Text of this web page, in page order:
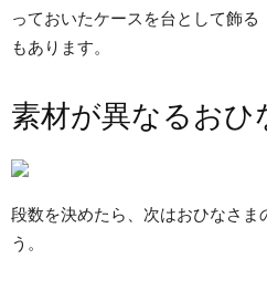
っておいたケースを台として飾
もあります。
素材が異なるおひ
段数を決めたら、次はおひなさま
う。